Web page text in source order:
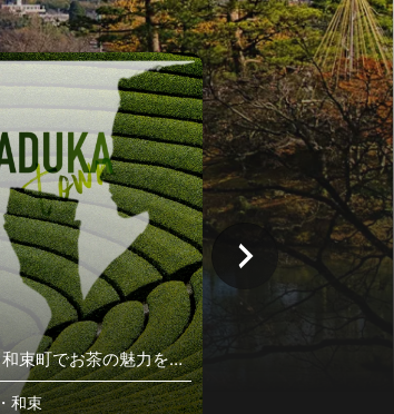
町でお茶の魅力を味
体験ツアー～茶文化
味わう極上の一杯～